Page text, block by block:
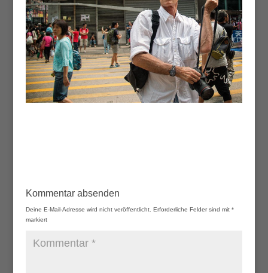
Kommentar absenden
Deine E-Mail-Adresse wird nicht veröffentlicht. Erforderliche Felder sind mit *
markiert